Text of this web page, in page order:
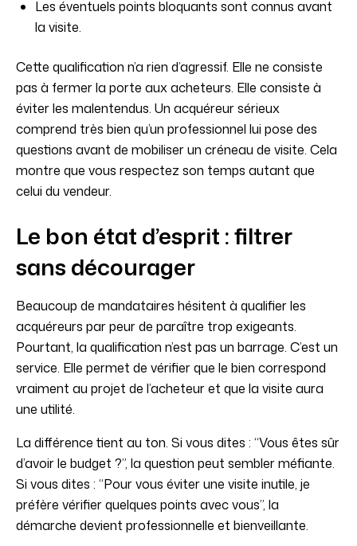
Les éventuels points bloquants sont connus avant
la visite.
Cette qualification n’a rien d’agressif. Elle ne consiste
pas à fermer la porte aux acheteurs. Elle consiste à
éviter les malentendus. Un acquéreur sérieux
comprend très bien qu’un professionnel lui pose des
questions avant de mobiliser un créneau de visite. Cela
montre que vous respectez son temps autant que
celui du vendeur.
Le bon état d’esprit : filtrer
sans décourager
Beaucoup de mandataires hésitent à qualifier les
acquéreurs par peur de paraître trop exigeants.
Pourtant, la qualification n’est pas un barrage. C’est un
service. Elle permet de vérifier que le bien correspond
vraiment au projet de l’acheteur et que la visite aura
une utilité.
La différence tient au ton. Si vous dites : “Vous êtes sûr
d’avoir le budget ?”, la question peut sembler méfiante.
Si vous dites : “Pour vous éviter une visite inutile, je
préfère vérifier quelques points avec vous”, la
démarche devient professionnelle et bienveillante.